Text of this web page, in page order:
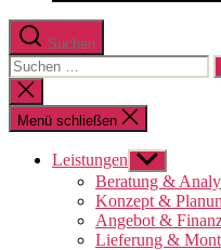
Suchen
Suchen
nach:
Suche
schließen
Menü schließen
Leistungen Untermenü
anzeigen
Beratung &
Konzept &
Angebot &
Lieferung &